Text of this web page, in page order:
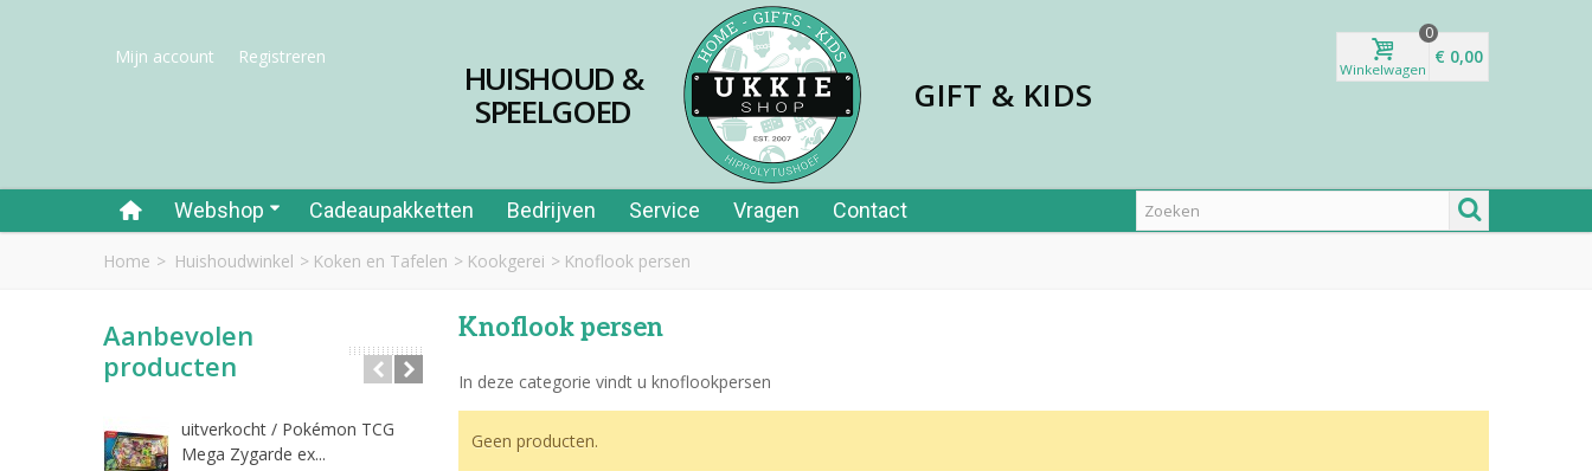
Mijn account Registreren
HUISHOUD &
SPEELGOED GIFT & KIDS
Winkelwagen
0
€ 0,00
Webshop Cadeaupakketten Bedrijven Service Vragen Contact
Home > Huishoudwinkel > Koken en Tafelen > Kookgerei > Knoflook persen
Aanbevolen
producten
uitverkocht / Pokémon TCG
Mega Zygarde ex...
Rietjes papier 40st in tube
€ 1,99
Knoflook persen
In deze categorie vindt u knoflookpersen
Geen producten.